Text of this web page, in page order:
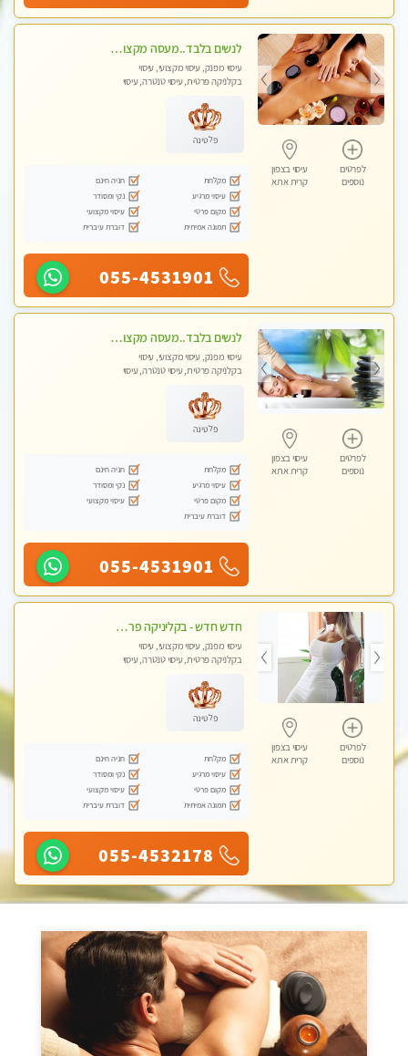
לפרטים
נוספים
עיסוי בצפון
קרית אתא
לנשים בלבד..מעסה מקצועי לנשים בלבד לעיסוי מרגיע ומפנק VIP-מומלץ לחלוטין! פרטי! ​​​​​​
עיסוי מפנק, עיסוי מקצועי, עיסוי
בקלניקה פרטית, עיסוי טנטרה, עיסוי
פלטינה
מקלחת
חניה חינם
עיסוי מרגיע
נקי ומסודר
מקום פרטי
עיסוי מקצועי
תמונה אמיתית
דוברת עיברית
055-4531901
לפרטים
נוספים
עיסוי בצפון
קרית אתא
לנשים בלבד..מעסה מקצועי לנשים בלבד
עיסוי מפנק, עיסוי מקצועי, עיסוי
בקלניקה פרטית, עיסוי טנטרה, עיסוי
פלטינה
מקלחת
חניה חינם
עיסוי מרגיע
נקי ומסודר
מקום פרטי
עיסוי מקצועי
דוברת עיברית
055-4531901
לפרטים
נוספים
עיסוי בצפון
קרית אתא
חדש חדש - בקליניקה פרטית בחיפה עיסוי לחידוש אנרגיות עיסוי חלומי מומלץ מאוד !
עיסוי מפנק, עיסוי מקצועי, עיסוי
בקלניקה פרטית, עיסוי טנטרה, עיסוי
פלטינה
מקלחת
חניה חינם
עיסוי מרגיע
נקי ומסודר
מקום פרטי
עיסוי מקצועי
תמונה אמיתית
דוברת עיברית
055-4532178